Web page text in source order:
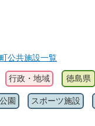
公共施設一覧
行政・地域 徳島県
公園 スポーツ施設